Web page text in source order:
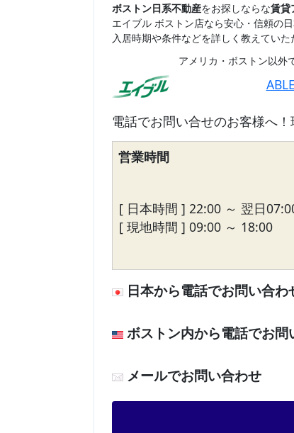
ボストン日系不動産をお探しならな賃貸
エイブル ボストン店なら安心・信頼の
入居時期や条件などを詳しく教えてい
アメリカ・ボストン以外
電話でお問い合せのお客様へ
営業時間
[ 日本時間 ] 22:00 ～ 翌日
[ 現地時間 ] 09:00 ～ 18:00
日本から電話でお問い合わ
ボストン内から電話でお問
メールでお問い合わせ